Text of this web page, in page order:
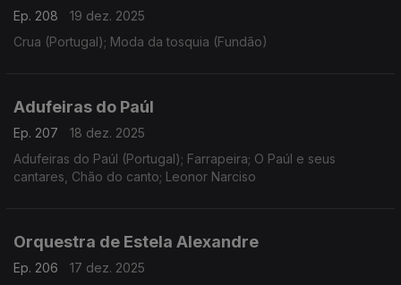
Ep. 208
19 dez. 2025
Crua (Portugal); Moda da tosquia (Fundão)
Adufeiras do Paúl
Ep. 207
18 dez. 2025
Adufeiras do Paúl (Portugal); Farrapeira; O Paúl e seus
cantares, Chão do canto; Leonor Narciso
Orquestra de Estela Alexandre
Ep. 206
17 dez. 2025